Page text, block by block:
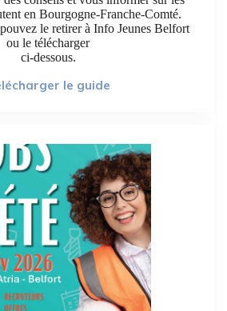
en Bourgogne-Franche-Comté.
le retirer à Info Jeunes Belfort
ou le télécharger
ci-dessous.
le guide